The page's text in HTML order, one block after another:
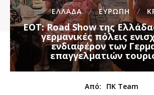
ΕΛΛΑΔΑ ΕΥΡΩΠΗ
ΕΟΤ: Road Show της
γερμανικές πόλεις
ενδιαφέρον των
επαγγελματιών
Από:
ΠΚ Team